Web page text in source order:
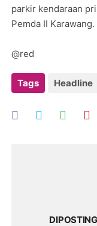
parkir kendaraan
Pemda II Karawang.
@red
Tags Headline